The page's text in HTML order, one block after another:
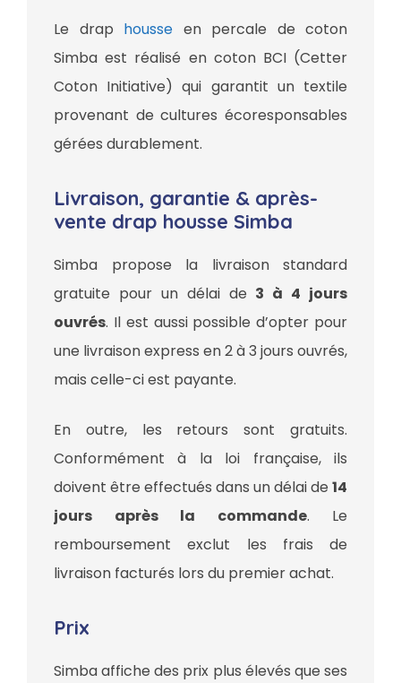
Le drap housse en percale de coton
Simba est réalisé en coton BCI (Cetter
Coton Initiative) qui garantit un textile
provenant de cultures écoresponsables
gérées durablement.
Livraison, garantie & après-
vente drap housse Simba
Simba propose la livraison standard
gratuite pour un délai de 3 à 4 jours
ouvrés. Il est aussi possible d’opter pour
une livraison express en 2 à 3 jours ouvrés,
mais celle-ci est payante.
En outre, les retours sont gratuits.
Conformément à la loi française, ils
doivent être effectués dans un délai de 14
jours après la commande. Le
remboursement exclut les frais de
livraison facturés lors du premier achat.
Prix
Simba affiche des prix plus élevés que ses